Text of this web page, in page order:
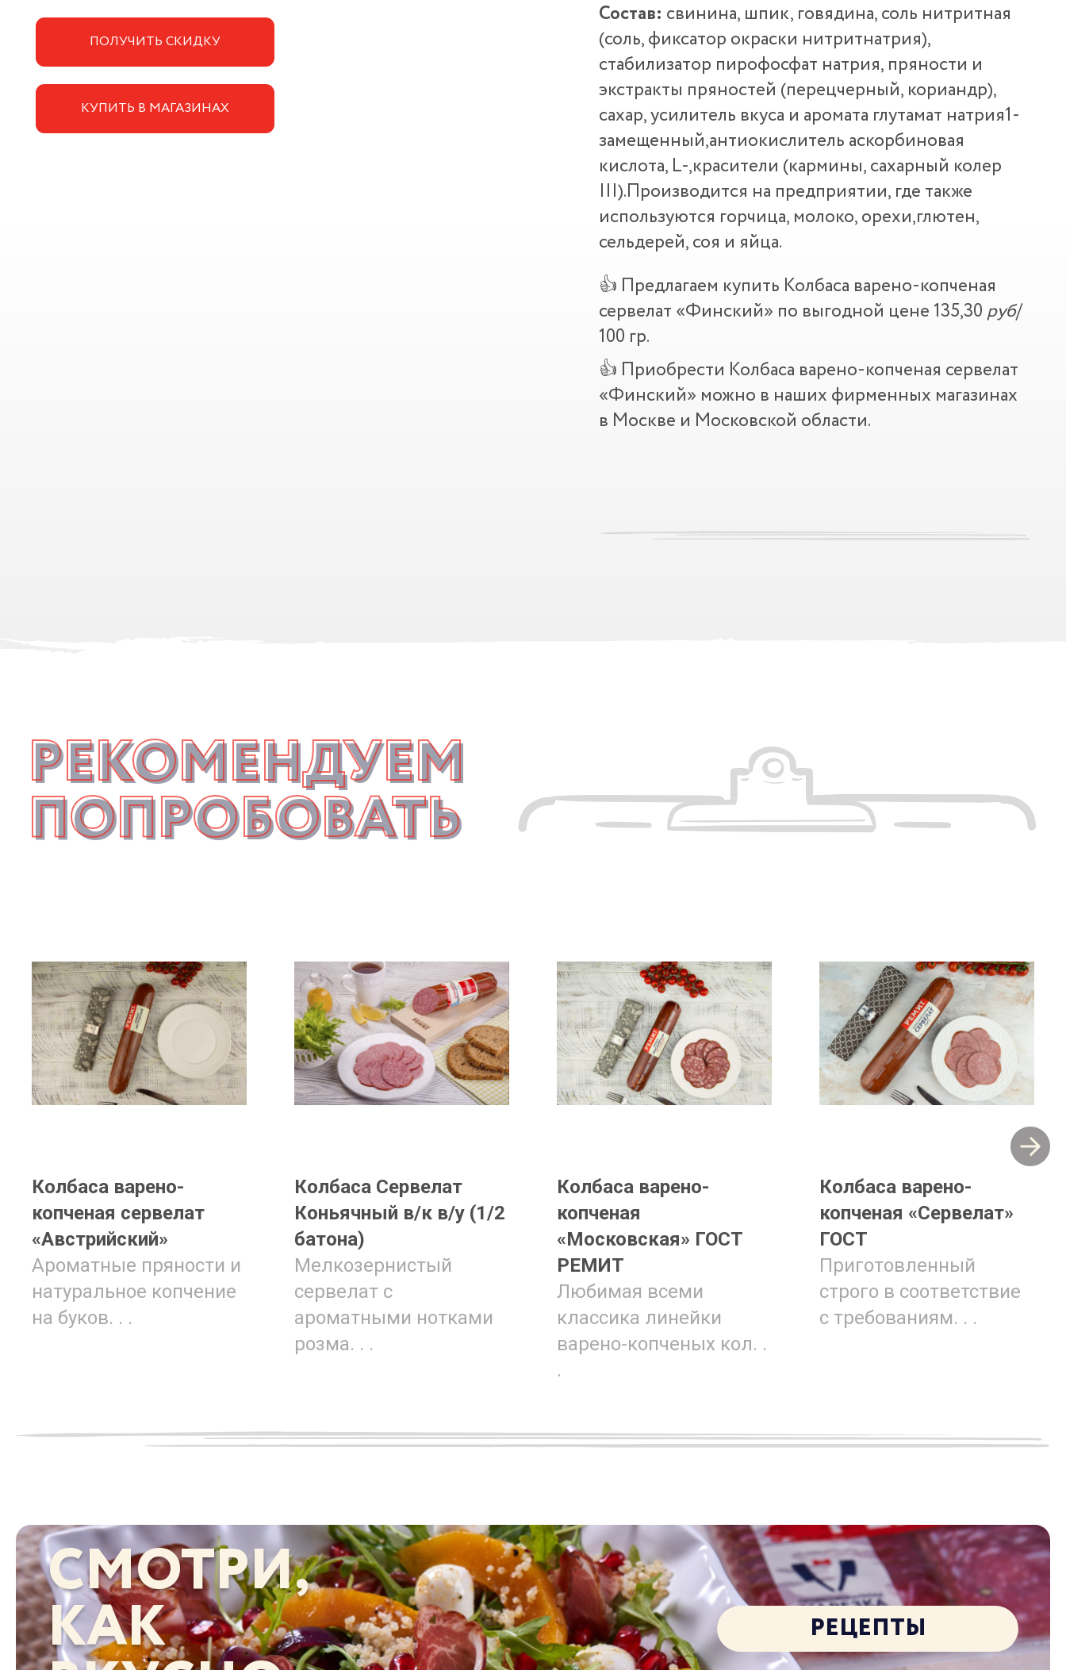
ПОЛУЧИТЬ СКИДКУ
КУПИТЬ В МАГАЗИНАХ
Состав: свинина, шпик, говядина, соль нитритная
(соль, фиксатор окраски нитритнатрия),
стабилизатор пирофосфат натрия, пряности и
экстракты пряностей (перецчерный, кориандр),
сахар, усилитель вкуса и аромата глутамат натрия1-
замещенный,антиокислитель аскорбиновая
кислота, L-,красители (кармины, сахарный колер
III).Производится на предприятии, где также
используются горчица, молоко, орехи,глютен,
сельдерей, соя и яйца.
👍 Предлагаем купить Колбаса варено-копченая
сервелат «Финский» по выгодной цене 135,30 руб/
100 гр.
👍 Приобрести Колбаса варено-копченая сервелат
«Финский» можно в наших фирменных магазинах
в Москве и Московской области.
РЕКОМЕНДУЕМ
ПОПРОБОВАТЬ
Колбаса варено-
копченая сервелат
«Австрийский»
Ароматные пряности и
натуральное копчение
на буков. . .
Колбаса Сервелат
Коньячный в/к в/у (1/2
батона)
Мелкозернистый
сервелат с
ароматными нотками
розма. . .
Колбаса варено-
копченая
«Московская» ГОСТ
РЕМИТ
Любимая всеми
классика линейки
варено-копченых кол. .
.
Колбаса варено-
копченая «Сервелат»
ГОСТ
Приготовленный
строго в соответствие
с требованиям. . .
СМОТРИ,
КАК РЕЦЕПТЫ